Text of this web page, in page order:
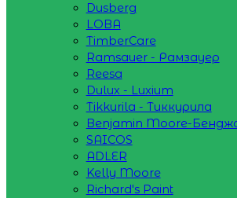
Dusberg
LOBA
TimberCare
Ramsauer - Рамзауер
Reesa
Dulux - Luxium
Tikkurila - Тиккурила
Benjamin Moore-
SAICOS
ADLER
Kelly Moore
Richard's Paint